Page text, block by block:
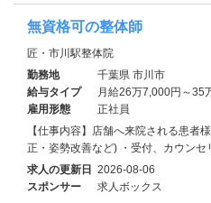
無資格可の整体師
匠・市川駅整体院
勤務地
千葉県 市川市
給与タイプ
月給26万7,000円～35
雇用形態
正社員
【仕事内容】店舗へ来院される患者
正・姿勢改善など) ・受付、カウンセ
求人の更新日 2026-08-06
スポンサー
求人ボックス